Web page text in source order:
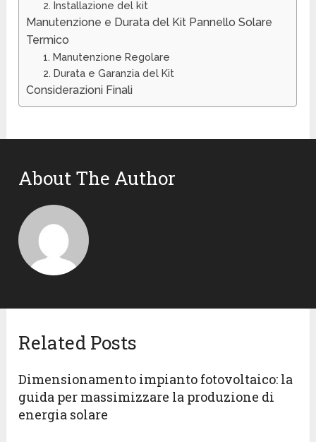
2. Installazione del kit
Manutenzione e Durata del Kit Pannello Solare
Termico
1. Manutenzione Regolare
2. Durata e Garanzia del Kit
Considerazioni Finali
About The Author
Related Posts
Dimensionamento impianto fotovoltaico: la
guida per massimizzare la produzione di
energia solare